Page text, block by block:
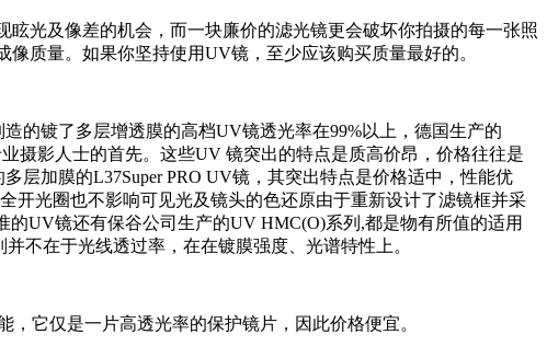
光及像差的机会，而一块廉价的滤光镜更会破坏你拍摄的每一张照
质量。如果你坚持使用UV镜，至少应该购买质量最好的。
的镀了多层增透膜的高档UV镜透光率在99%以上，德国生产的
摄影人士的首先。这些UV 镜突出的特点是质高价昂，价格往往是
层加膜的L37Super PRO UV镜，其突出特点是价格适中，性能优
开光圈也不影响可见光及镜头的色还原由于重新设计了滤镜框并采
UV镜还有保谷公司生产的UV HMC(O)系列,都是物有所值的适用
不在于光线透过率，在在镀膜强度、光谱特性上。
它仅是一片高透光率的保护镜片，因此价格便宜。